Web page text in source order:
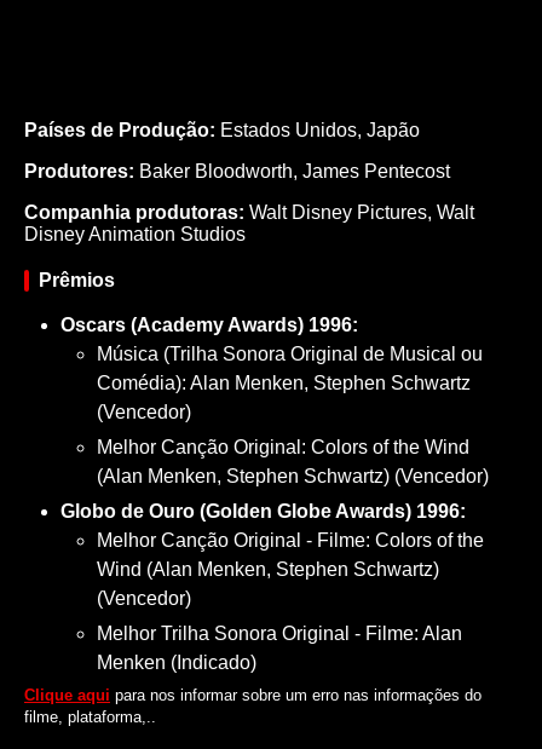
Países de Produção: Estados Unidos, Japão
Produtores: Baker Bloodworth, James Pentecost
Companhia produtoras: Walt Disney Pictures, Walt
Disney Animation Studios
Prêmios
Oscars (Academy Awards) 1996:
Música (Trilha Sonora Original de Musical ou
Comédia): Alan Menken, Stephen Schwartz
(Vencedor)
Melhor Canção Original: Colors of the Wind
(Alan Menken, Stephen Schwartz) (Vencedor)
Globo de Ouro (Golden Globe Awards) 1996:
Melhor Canção Original - Filme: Colors of the
Wind (Alan Menken, Stephen Schwartz)
(Vencedor)
Melhor Trilha Sonora Original - Filme: Alan
Menken (Indicado)
Clique aqui para nos informar sobre um erro nas informações do
filme, plataforma,..